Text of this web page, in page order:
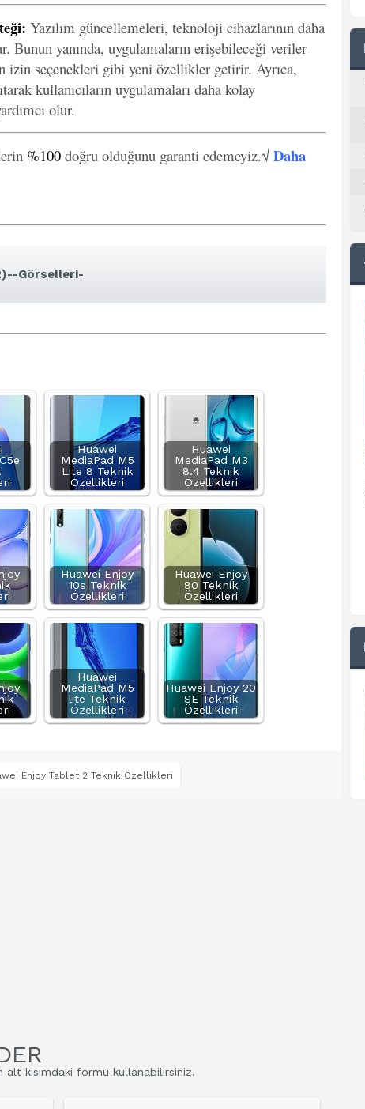
Yazılım güncellemeleri, teknoloji cihazlarının daha
Bunun yanında, uygulamaların erişebileceği veriler
izin seçenekleri gibi yeni özellikler getirir. Ayrıca,
kullanıcıların uygulamaları daha kolay
olur.
%100 doğru olduğunu garanti edemeyiz.√ Daha
Görselleri-
Huawei
MediaPad M5
Lite 8 Teknik
Özellikleri
Huawei
MediaPad M3
8.4 Teknik
Özellikleri
Huawei Enjoy
10s Teknik
Özellikleri
Huawei Enjoy
80 Teknik
Özellikleri
Huawei
MediaPad M5
lite Teknik
Özellikleri
Huawei Enjoy 20
SE Teknik
Özellikleri
Enjoy Tablet 2 Teknik Özellikleri
alt kısımdaki formu kullanabilirsiniz.
Google Pixel 10 Pro Teknik
Özellikleri
√ Temel Teknik Özellikleri √ Temel Teknik
Özellikler ve Detaylı Bilgileri. Ekran: 6.3 inç,
1280 x 2856 piksel, 120 Hz LTPO